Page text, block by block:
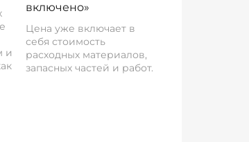
и
включено»
Цена уже включает в
себя стоимость
расходных материалов,
запасных частей и работ.